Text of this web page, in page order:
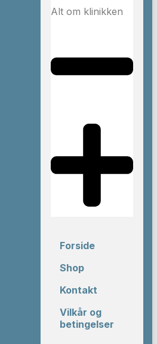
Alt om klinikken
Forside
Shop
Kontakt
Vilkår og
betingelser